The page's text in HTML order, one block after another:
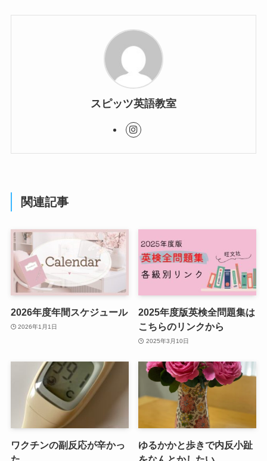
スピッツ英語教室
関連記事
2026年度年間スケジュール
2026年1月1日
2025年度版英検全問題集は
こちらのリンクから
2025年3月10日
ワクチンの副反応が辛かっ
ゆるかかと歩きで内反小趾